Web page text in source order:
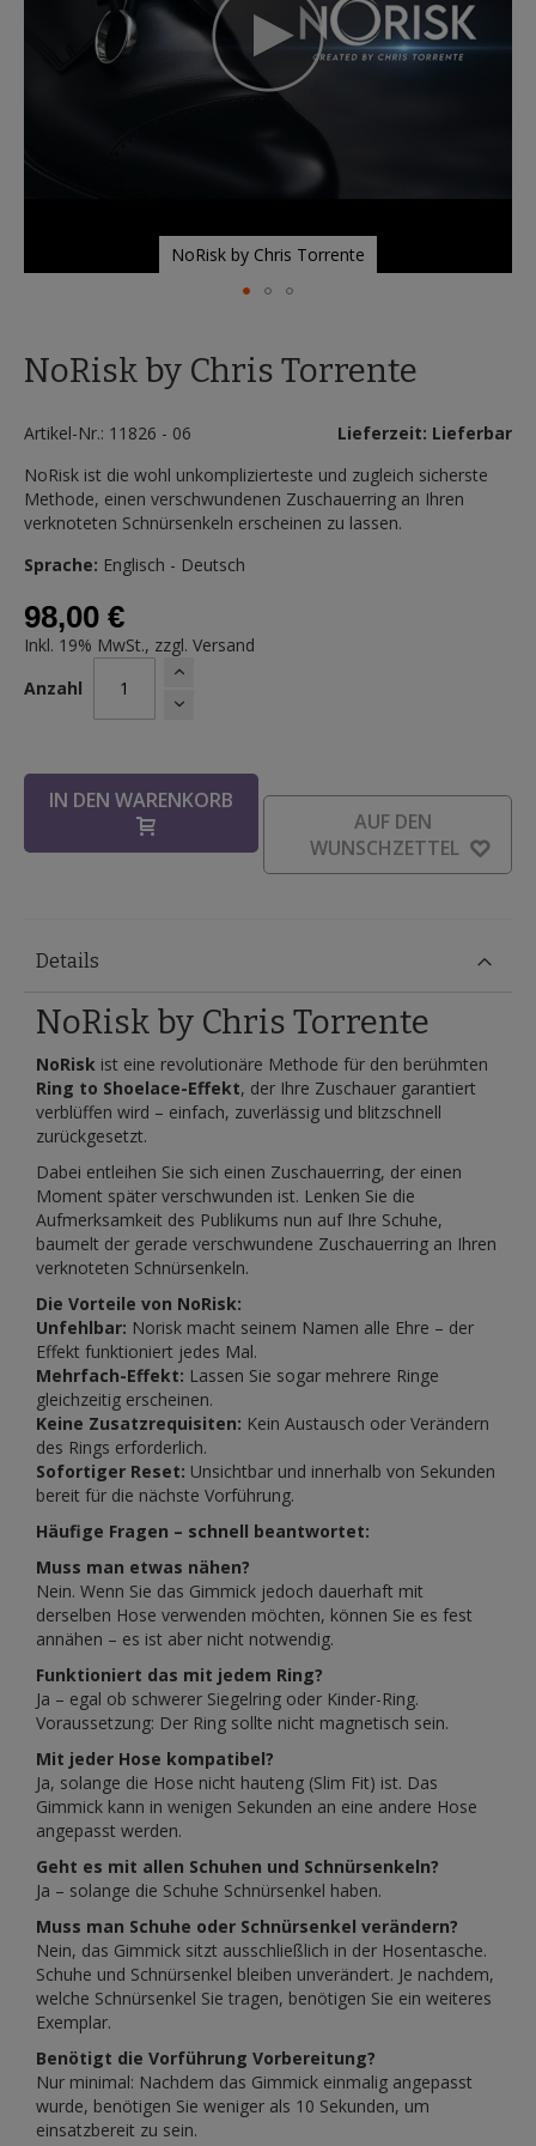
NoRisk by Chris Torrente
der
NoRisk by Chris Torrente
Artikel-Nr.: 11826 - 06
Lieferzeit: Lieferbar
NoRisk ist die wohl unkomplizierteste und zugleich sicherste
Methode, einen verschwundenen Zuschauerring an Ihren
verknoteten Schnürsenkeln erscheinen zu lassen.
Sprache: Englisch - Deutsch
98,00 €
Inkl. 19% MwSt., zzgl. Versand
Anzahl
IN DEN WARENKORB
AUF DEN
WUNSCHZETTEL
Details
NoRisk by Chris Torrente
NoRisk ist eine revolutionäre Methode für den berühmten
Ring to Shoelace-Effekt, der Ihre Zuschauer garantiert
verblüffen wird – einfach, zuverlässig und blitzschnell
zurückgesetzt.
Dabei entleihen Sie sich einen Zuschauerring, der einen
Moment später verschwunden ist. Lenken Sie die
Aufmerksamkeit des Publikums nun auf Ihre Schuhe,
baumelt der gerade verschwundene Zuschauerring an Ihren
verknoteten Schnürsenkeln.
Die Vorteile von NoRisk:
Unfehlbar: Norisk macht seinem Namen alle Ehre – der
Effekt funktioniert jedes Mal.
Mehrfach-Effekt: Lassen Sie sogar mehrere Ringe
gleichzeitig erscheinen.
Keine Zusatzrequisiten: Kein Austausch oder Verändern
des Rings erforderlich.
Sofortiger Reset: Unsichtbar und innerhalb von Sekunden
bereit für die nächste Vorführung.
Häufige Fragen – schnell beantwortet:
Muss man etwas nähen?
Nein. Wenn Sie das Gimmick jedoch dauerhaft mit
derselben Hose verwenden möchten, können Sie es fest
annähen – es ist aber nicht notwendig.
Funktioniert das mit jedem Ring?
Ja – egal ob schwerer Siegelring oder Kinder-Ring.
Voraussetzung: Der Ring sollte nicht magnetisch sein.
Mit jeder Hose kompatibel?
Ja, solange die Hose nicht hauteng (Slim Fit) ist. Das
Gimmick kann in wenigen Sekunden an eine andere Hose
angepasst werden.
Geht es mit allen Schuhen und Schnürsenkeln?
Ja – solange die Schuhe Schnürsenkel haben.
Muss man Schuhe oder Schnürsenkel verändern?
Nein, das Gimmick sitzt ausschließlich in der Hosentasche.
Schuhe und Schnürsenkel bleiben unverändert. Je nachdem,
welche Schnürsenkel Sie tragen, benötigen Sie ein weiteres
Exemplar.
Benötigt die Vorführung Vorbereitung?
Nur minimal: Nachdem das Gimmick einmalig angepasst
wurde, benötigen Sie weniger als 10 Sekunden, um
einsatzbereit zu sein.